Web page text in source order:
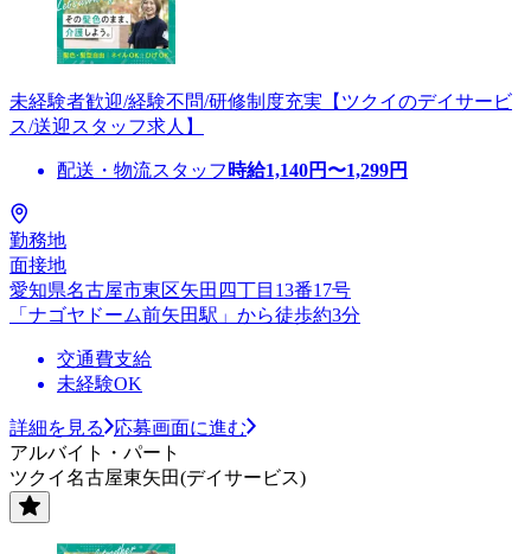
未経験者歓迎/経験不問/研修制度充実【ツクイのデイサービ
ス/送迎スタッフ求人】
配送・物流スタッフ 時給1,140円〜1,299円
勤務地
面接地
愛知県名古屋市東区矢田四丁目13番17号
「ナゴヤドーム前矢田駅」から徒歩約3分
交通費支給
未経験OK
詳細を見る
応募画面に進む
アルバイト・パート
ツクイ名古屋東矢田(デイサービス)